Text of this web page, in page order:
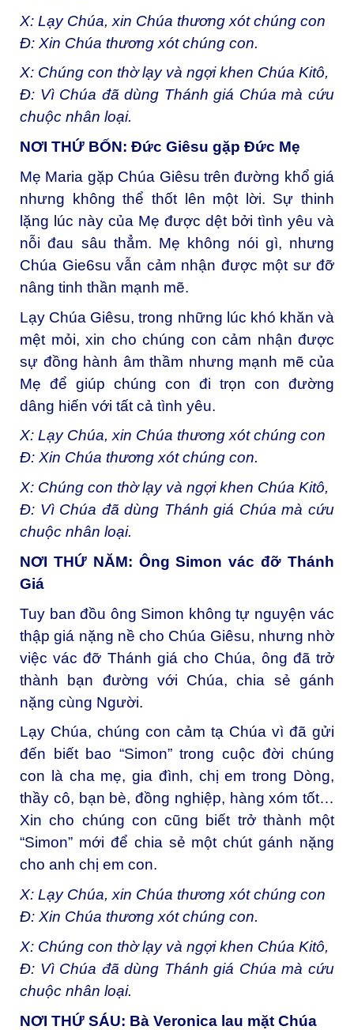
X: Lạy Chúa, xin Chúa thương xót chúng con
Đ: Xin Chúa thương xót chúng con.
X: Chúng con thờ lạy và ngợi khen Chúa Kitô,
Đ: Vì Chúa đã dùng Thánh giá Chúa mà cứu
chuộc nhân loại.
NƠI THỨ BỐN: Đức Giêsu gặp Đức Mẹ
Mẹ Maria gặp Chúa Giêsu trên đường khổ giá
nhưng không thể thốt lên một lời. Sự thinh
lặng lúc này của Mẹ được dệt bởi tình yêu và
nỗi đau sâu thẳm. Mẹ không nói gì, nhưng
Chúa Gie6su vẫn cảm nhận được một sư đỡ
nâng tinh thần mạnh mẽ.
Lạy Chúa Giêsu, trong những lúc khó khăn và
mệt mỏi, xin cho chúng con cảm nhận được
sự đồng hành âm thầm nhưng mạnh mẽ của
Mẹ để giúp chúng con đi trọn con đường
dâng hiến với tất cả tình yêu.
X: Lạy Chúa, xin Chúa thương xót chúng con
Đ: Xin Chúa thương xót chúng con.
X: Chúng con thờ lạy và ngợi khen Chúa Kitô,
Đ: Vì Chúa đã dùng Thánh giá Chúa mà cứu
chuộc nhân loại.
NƠI THỨ NĂM: Ông Simon vác đỡ Thánh
Giá
Tuy ban đồu ông Simon không tự nguyện vác
thập giá nặng nề cho Chúa Giêsu, nhưng nhờ
việc vác đỡ Thánh giá cho Chúa, ông đã trở
thành bạn đường với Chúa, chia sẻ gánh
nặng cùng Người.
Lạy Chúa, chúng con cảm tạ Chúa vì đã gửi
đến biết bao “Simon” trong cuộc đời chúng
con là cha mẹ, gia đình, chị em trong Dòng,
thầy cô, bạn bè, đồng nghiệp, hàng xóm tốt…
Xin cho chúng con cũng biết trở thành một
“Simon” mới để chia sẻ một chút gánh nặng
cho anh chị em con.
X: Lạy Chúa, xin Chúa thương xót chúng con
Đ: Xin Chúa thương xót chúng con.
X: Chúng con thờ lạy và ngợi khen Chúa Kitô,
Đ: Vì Chúa đã dùng Thánh giá Chúa mà cứu
chuộc nhân loại.
NƠI THỨ SÁU: Bà Veronica lau mặt Chúa